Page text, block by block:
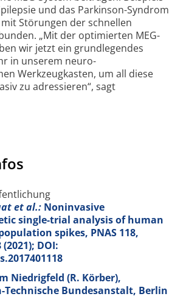
und das Parkinson-Syndrom
Störungen der schnellen
„Mit der optimierten MEG-
wir jetzt ein grundlegendes
in unserem neuro­
Werkzeugkasten, um all diese
zu adressieren“, sagt
et al.: Noninvasive
single-trial analysis of human
spikes, PNAS 118,
(2021); DOI:
Niedrigfeld (R. Körber),
Technische Bundesanstalt, Berlin